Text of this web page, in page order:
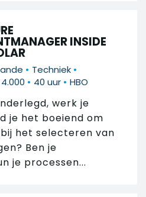
INSIDE
• Techniek •
• 40 uur • HBO
werk je
je het boeiend om
het selecteren van
Ben je
je processen...